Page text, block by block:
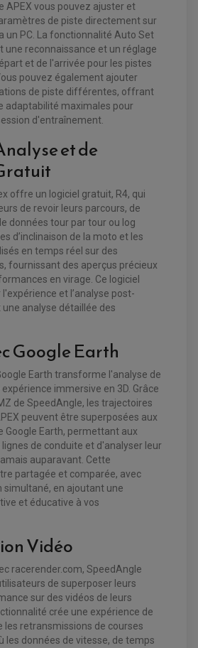
APEX vous pouvez ajuster et
de piste directement sur
un PC. La fonctionnalité Auto Set
une reconnaissance et un réglage
et de l'arrivée pour les pistes
pouvez également ajouter
de piste différentes, offrant
adaptabilité maximales pour
d'entraînement.
et de
offre un logiciel gratuit, R4, qui
de revoir leurs parcours, de
données tour par tour ou log
d’inclinaison de la moto et les
en temps réel sur des
fournissant des aperçus précieux
en virage. Ce logiciel
et l’analyse post-
analyse détaillée des
Google Earth
Earth transforme l'analyse de
immersive en 3D. Grâce
de SpeedAngle, les trajectoires
peuvent être superposées aux
Google Earth, permettant aux
de conduite et d'analyser leur
auparavant. Cette
partagée et comparée, avec
simultané, en ajoutant une
et éducative à vos
Vidéo
racerender.com, SpeedAngle
de superposer leurs
sur des vidéos de leurs
crée une expérience de
les retransmissions de courses
les données de vitesse, de temps